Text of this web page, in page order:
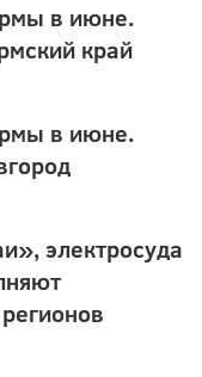
в июне.
край
в июне.
электросуда